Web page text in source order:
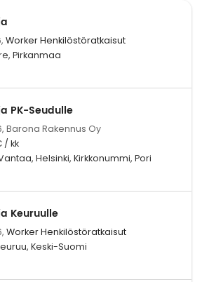
Worker Henkilöstöratkaisut
Pirkanmaa
PK-Seudulle
Barona Rakennus Oy
/ kk
Helsinki, Kirkkonummi, Pori
Keuruulle
Worker Henkilöstöratkaisut
Keski-Suomi